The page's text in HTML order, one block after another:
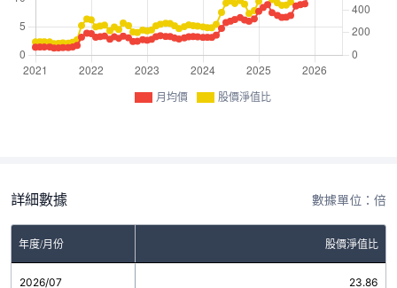
月均價 股價淨值比
詳細數據 數據單位：倍
年度/月份 股價淨值比
2026/07 23.86